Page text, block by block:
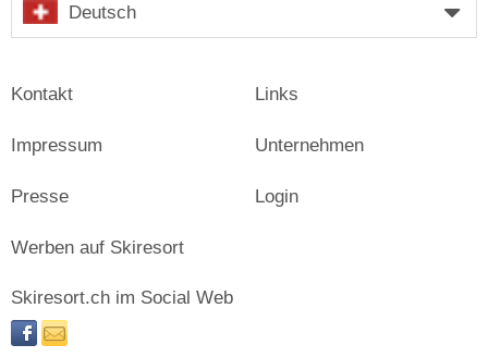
Deutsch
Kontakt
Impressum
Presse
Links
Unternehmen
Login
Werben auf Skiresort
Skiresort.ch im Social Web
facebooknewsletter